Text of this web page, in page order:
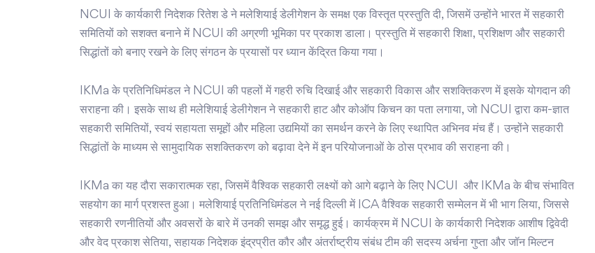
NCUI के कार्यकारी निदेशक रितेश डे ने मलेशियाई डेलीगेशन के समक्ष एक विस्तृत प्रस्तुति दी, जिसमें उन्होंने भारत में सहकारी
समितियों को सशक्त बनाने में NCUI की अग्रणी भूमिका पर प्रकाश डाला। प्रस्तुति में सहकारी शिक्षा, प्रशिक्षण और सहकारी
सिद्धांतों को बनाए रखने के लिए संगठन के प्रयासों पर ध्यान केंद्रित किया गया।
IKMa के प्रतिनिधिमंडल ने NCUI की पहलों में गहरी रुचि दिखाई और सहकारी विकास और सशक्तिकरण में इसके योगदान की
सराहना की। इसके साथ ही मलेशियाई डेलीगेशन ने सहकारी हाट और कोऑप किचन का पता लगाया, जो NCUI द्वारा कम-ज्ञात
सहकारी समितियों, स्वयं सहायता समूहों और महिला उद्यमियों का समर्थन करने के लिए स्थापित अभिनव मंच हैं। उन्होंने सहकारी
सिद्धांतों के माध्यम से सामुदायिक सशक्तिकरण को बढ़ावा देने में इन परियोजनाओं के ठोस प्रभाव की सराहना की।
IKMa का यह दौरा सकारात्मक रहा, जिसमें वैश्विक सहकारी लक्ष्यों को आगे बढ़ाने के लिए NCUI और IKMa के बीच संभावित
सहयोग का मार्ग प्रशस्त हुआ। मलेशियाई प्रतिनिधिमंडल ने नई दिल्ली में ICA वैश्विक सहकारी सम्मेलन में भी भाग लिया, जिससे
सहकारी रणनीतियों और अवसरों के बारे में उनकी समझ और समृद्ध हुई। कार्यक्रम में NCUI के कार्यकारी निदेशक आशीष द्विवेदी
और वेद प्रकाश सेतिया, सहायक निदेशक इंद्रप्रीत कौर और अंतर्राष्ट्रीय संबंध टीम की सदस्य अर्चना गुप्ता और जॉन मिल्टन